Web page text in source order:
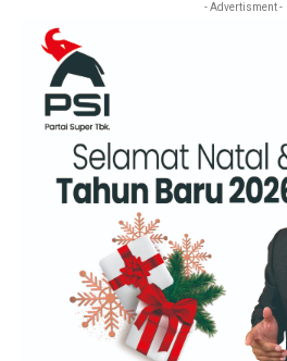
- Advertisment -